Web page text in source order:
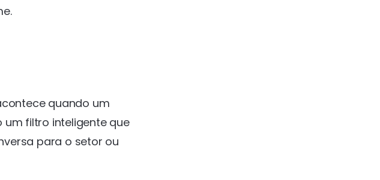
quando um
um filtro inteligente que
para o setor ou